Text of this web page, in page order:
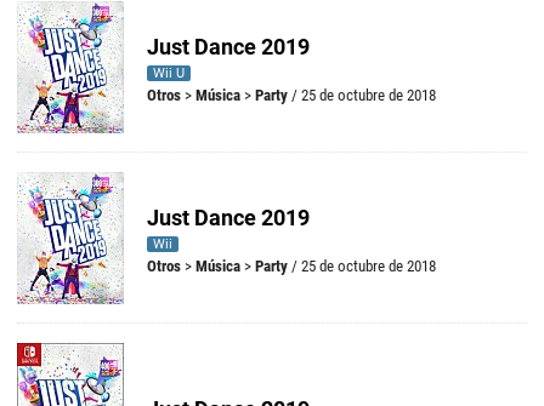
Just Dance 2019
Wii U
Otros > Música > Party / 25 de octubre de 2018
Just Dance 2019
Wii
Otros > Música > Party / 25 de octubre de 2018